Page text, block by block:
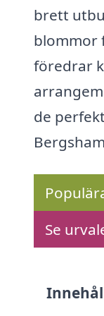
brett
blommor
föredrar
de
Se